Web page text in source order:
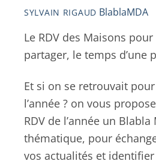
SYLVAIN RIGAUD BlablaMDA
Le RDV des Maisons
partager, le temps d’une
Et si on se retrouvait
l’année ? on vous
RDV de l’année un
thématique, pour
vos actualités et